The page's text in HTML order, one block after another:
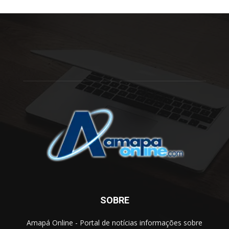
SOBRE
Amapá Online - Portal de notícias informações sobre